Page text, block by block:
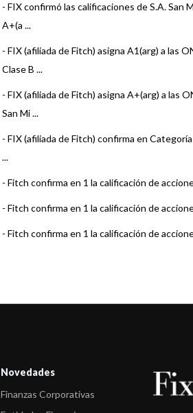
- FIX confirmó las calificaciones de S.A. San
A+(a ...
- FIX (afiliada de Fitch) asigna A1(arg) a las
Clase B ...
- FIX (afiliada de Fitch) asigna A+(arg) a las
San Mi ...
- FIX (afiliada de Fitch) confirma en
...
- Fitch confirma en 1 la calificación de
- Fitch confirma en 1 la calificación de
- Fitch confirma en 1 la calificación de
Fitch Argentina confirmó en 2 las acciones
Novedades
Finanzas Corporativas